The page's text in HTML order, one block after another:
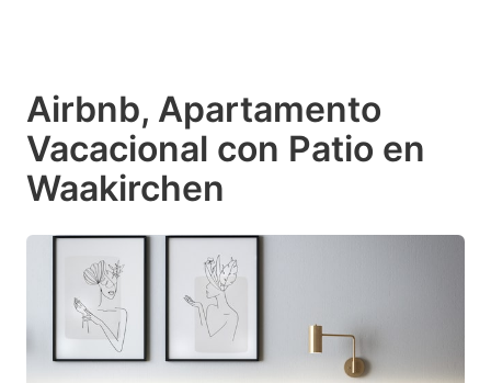
Airbnb, Apartamento
Vacacional con Patio en
Waakirchen